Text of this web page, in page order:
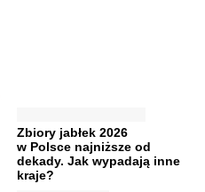
Zbiory jabłek 2026
w Polsce najniższe od
dekady. Jak wypadają inne
kraje?